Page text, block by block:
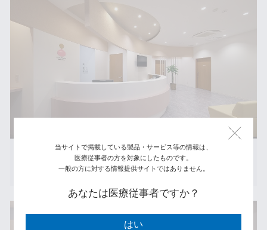
当サイトで掲載している製品・サービス等の情報は、
医療従事者の方を対象にしたものです。
一般の方に対する情報提供サイトではありません。
あなたは医療従事者ですか？
はい
一社駅前こばやしﾚﾃﾞｨｰｽｸﾘﾆｯｸ
#スタイリッシュ #モダン